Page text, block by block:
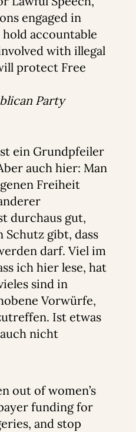
engaged in
accountable
with illegal
protect Free
Party
ein Grundpfeiler
auch hier: Man
Freiheit
durchaus gut,
Schutz gibt, dass
darf. Viel im
ich hier lese, hat
sind in
Vorwürfe,
Ist etwas
nicht
out of women’s
funding for
and stop